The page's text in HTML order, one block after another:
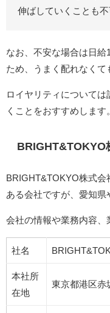
伸ばしていくことも不
なお、不安な場合は日給
ため、うまく配れなくて
ロイヤリティについて
くことをおすすめします
BRIGHT&TOKYO
BRIGHT&TOKYO株式
ある会社ですが、愛知県
会社の情報や業務内容、
社名
本社所
在地
東京都港区赤